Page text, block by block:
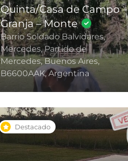
Quinta/Casa de Campo –
Granja – Monte
Barrio Soldado Balvidares,
Mercedes, Partido de
Mercedes, Buenos Aires,
B6600AAK, Argentina
Destacado